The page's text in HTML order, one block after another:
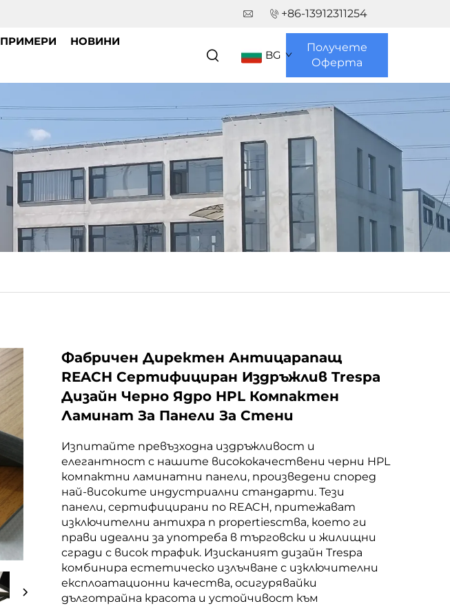
+86-13912311254
ПРИМЕРИ НОВИНИ
BG
Получете
Оферта
Фабричен Директен Антицарапащ
REACH Сертифициран Издръжлив Trespa
Дизайн Черно Ядро HPL Компактен
Ламинат За Панели За Стени
Изпитайте превъзходна издръжливост и
елегантност с нашите висококачествени черни HPL
компактни ламинатни панели, произведени според
най-високите индустриални стандарти. Тези
панели, сертифицирани по REACH, притежават
изключителни антихра п propertiesства, което ги
прави идеални за употреба в търговски и жилищни
сгради с висок трафик. Изисканият дизайн Trespa
комбинира естетическо излъчване с изключителни
експлоатационни качества, осигурявайки
дълготрайна красота и устойчивост към